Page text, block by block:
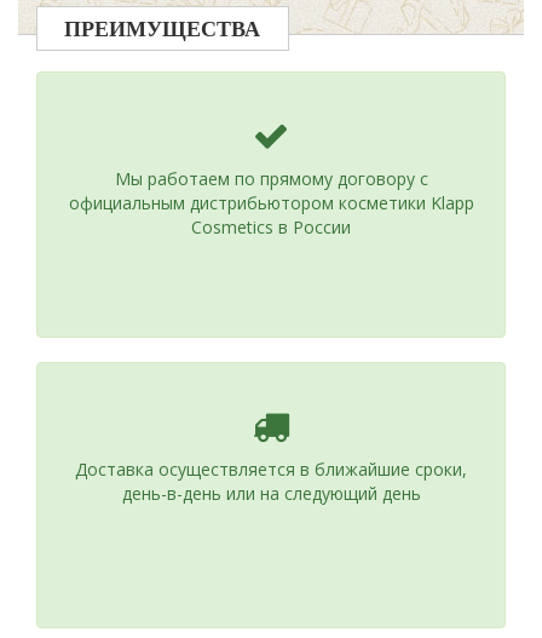
ПРЕИМУЩЕСТВА
Мы работаем по прямому договору с
официальным дистрибьютором косметики Klapp
Cosmetics в России
Доставка осуществляется в ближайшие сроки,
день-в-день или на следующий день